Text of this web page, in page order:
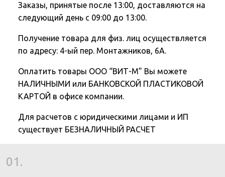
Заказы, принятые после 13:00, доставляются на
следующий день с 09:00 до 13:00.
Получение товара для физ. лиц осуществляется
по адресу: 4-ый пер. Монтажников, 6А.
Оплатить товары ООО “ВИТ-М” Вы можете
НАЛИЧНЫМИ или БАНКОВСКОЙ ПЛАСТИКОВОЙ
КАРТОЙ в офисе компании.
Для расчетов с юридическими лицами и ИП
существует БЕЗНАЛИЧНЫЙ РАСЧЕТ
01.